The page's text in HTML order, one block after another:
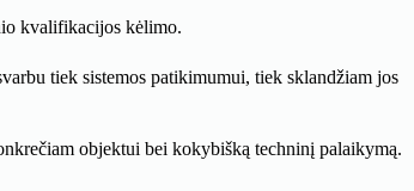
kvalifikacijos kėlimo.
tiek sistemos patikimumui, tiek sklandžiam jos
objektui bei kokybišką techninį palaikymą.